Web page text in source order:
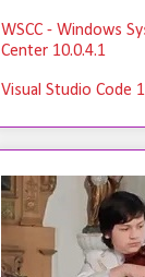
WSCC - Windows
Center 10.0.4.1
Visual Studio Code